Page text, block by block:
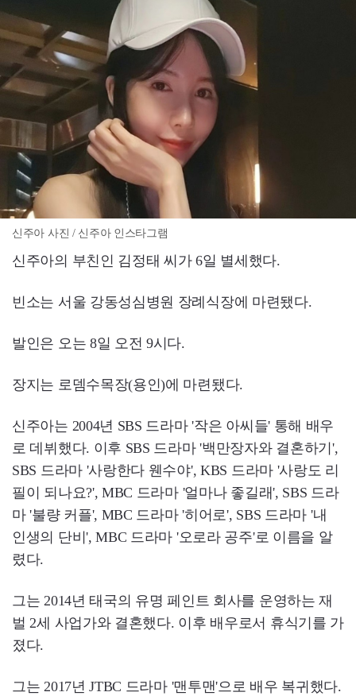
신주아 사진 / 신주아 인스타그램
신주아의 부친인 김정태 씨가 6일 별세했다.
빈소는 서울 강동성심병원 장례식장에 마련됐다.
발인은 오는 8일 오전 9시다.
장지는 로뎀수목장(용인)에 마련됐다.
신주아는 2004년 SBS 드라마 '작은 아씨들' 통해 배우
로 데뷔했다. 이후 SBS 드라마 '백만장자와 결혼하기',
SBS 드라마 '사랑한다 웬수야', KBS 드라마 '사랑도 리
필이 되나요?', MBC 드라마 '얼마나 좋길래', SBS 드라
마 '불량 커플', MBC 드라마 '히어로', SBS 드라마 '내
인생의 단비', MBC 드라마 '오로라 공주'로 이름을 알
렸다.
그는 2014년 태국의 유명 페인트 회사를 운영하는 재
벌 2세 사업가와 결혼했다. 이후 배우로서 휴식기를 가
졌다.
그는 2017년 JTBC 드라마 '맨투맨'으로 배우 복귀했다.